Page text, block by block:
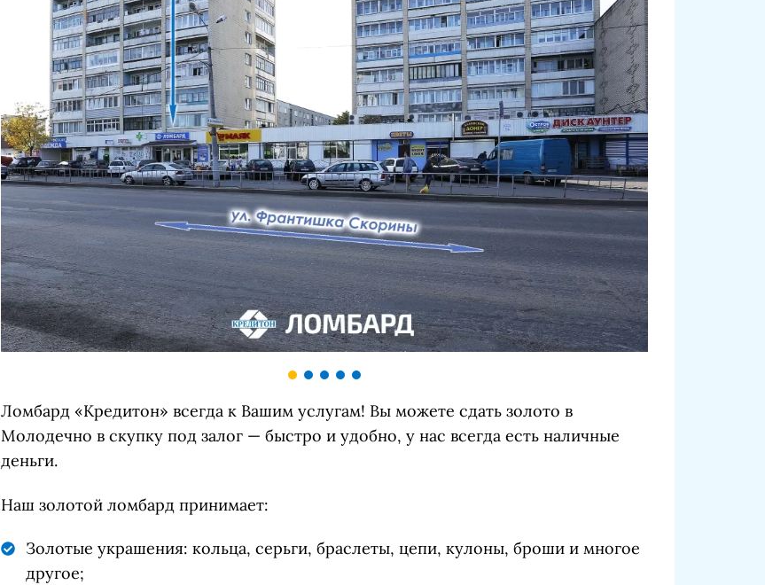
Ломбард «Кредитон» всегда к Вашим услугам! Вы можете сдать золото в
Молодечно в скупку под залог — быстро и удобно, у нас всегда есть наличные
деньги.
Наш золотой ломбард принимает:
Золотые украшения: кольца, серьги, браслеты, цепи, кулоны, броши и многое
другое;